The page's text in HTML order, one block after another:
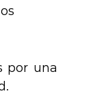
por una